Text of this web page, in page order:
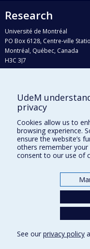
Research
Université de Montréal
PO Box 6128, Centre-ville
Montréal, Québec, Canada
H3C 3J7
Who does what?
Find us
Site map
Accessibility
UdeM
privacy
Cookies allow us to
browsing experience.
ensure the website’s
others remember your
consent to our use of
See our privacy policy